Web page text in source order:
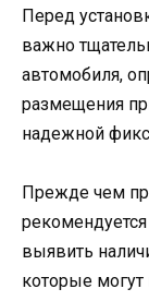
Перед
важно
автомобиля,
размещения
надежной
Прежде чем
выявить
которые могут